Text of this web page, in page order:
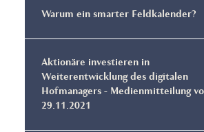
Warum ein smarter Feldkalender?
Aktionäre investieren in
Weiterentwicklung des digitalen
Hofmanagers - Medienmitteilung
29.11.2021